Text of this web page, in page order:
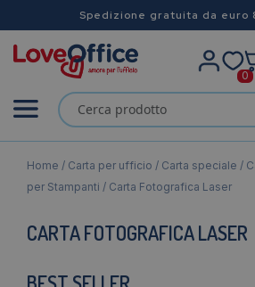
Spedizione gratuita da euro
0
Home / Carta per ufficio / Carta speciale /
per Stampanti / Carta Fotografica Laser
CARTA FOTOGRAFICA LASER